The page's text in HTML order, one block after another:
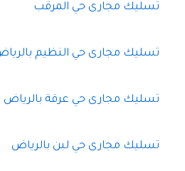
تسليك مجارى حي المرقب
تسليك مجارى حي النظيم
تسليك مجارى حي عرقة بالرياض
تسليك مجارى حي لبن بالرياض